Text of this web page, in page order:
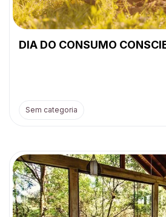
DIA DO CONSUMO
Sem categoria